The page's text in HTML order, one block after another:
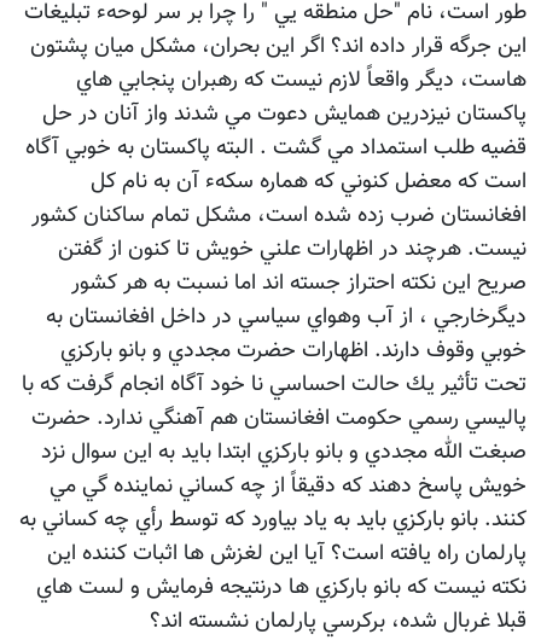
طور است، نام "حل منطقه يي " را چرا بر سر لوحهء تبليغات
اين جرگه قرار داده اند؟ اگر اين بحران، مشكل ميان پشتون
هاست، ديگر واقعاً لازم نيست كه رهبران پنجابي هاي
پاكستان نيزدرين همايش دعوت مي شدند واز آنان در حل
قضيه طلب استمداد مي گشت . البته پاكستان به خوبي آگاه
است كه معضل كنوني كه هماره سكهء آن به نام كل
افغانستان ضرب زده شده است، مشكل تمام ساكنان كشور
نيست. هرچند در اظهارات علني خويش تا كنون از گفتن
صريح اين نكته احتراز جسته اند اما نسبت به هر كشور
ديگرخارجي ، از آب وهواي سياسي در داخل افغانستان به
خوبي وقوف دارند. اظهارات حضرت مجددي و بانو باركزي
تحت تأثير يك حالت احساسي نا خود آگاه انجام گرفت كه با
پاليسي رسمي حكومت افغانستان هم آهنگي ندارد. حضرت
صبغت الله مجددي و بانو باركزي ابتدا بايد به اين سوال نزد
خويش پاسخ دهند كه دقيقاً از چه كساني نماينده گي مي
كنند. بانو باركزي بايد به ياد بياورد كه توسط رأي چه كساني به
پارلمان راه يافته است؟ آيا اين لغزش ها اثبات كننده اين
نكته نيست كه بانو باركزي ها درنتيجه فرمايش و لست هاي
قبلا غربال شده، بركرسي پارلمان نشسته اند؟